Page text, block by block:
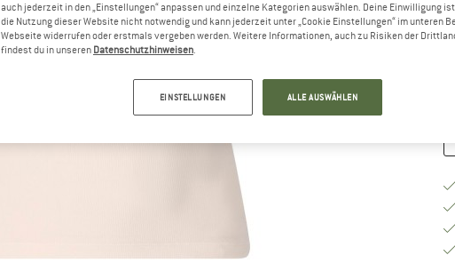
auch jederzeit in den „Einstellungen“ anpassen und einzelne Kategorien auswählen. Deine Einwilligung
die Nutzung dieser Website nicht notwendig und kann jederzeit unter „Cookie Einstellungen“ im unteren
Webseite widerrufen oder erstmals vergeben werden. Weitere Informationen, auch zu Risiken der
findest du in unseren Datenschutzhinweisen.
EINSTELLUNGEN ALLE AUSWÄHLEN